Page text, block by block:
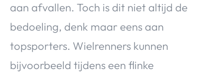
Health & Beauty
Huis & Tuin
Nieuws & Media
aan afvallen. Toch is dit niet altijd de
bedoeling, denk maar eens aan
topsporters. Wielrenners kunnen
bijvoorbeeld tijdens een flinke